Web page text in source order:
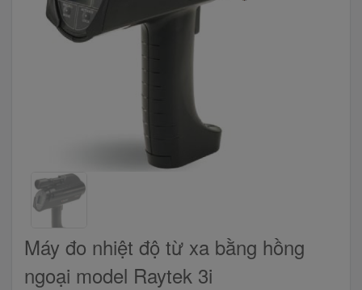
Máy đo nhiệt độ từ xa bằng hồng
ngoại model Raytek 3i